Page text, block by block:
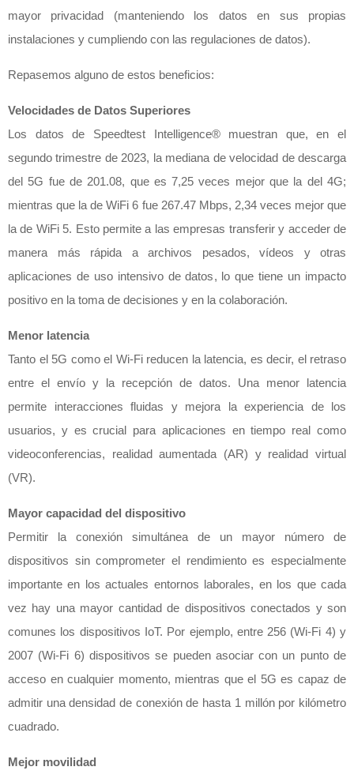
mayor privacidad (manteniendo los datos en sus propias
instalaciones y cumpliendo con las regulaciones de datos).
Repasemos alguno de estos beneficios:
Velocidades de Datos Superiores
Los datos de Speedtest Intelligence® muestran que, en el
segundo trimestre de 2023, la mediana de velocidad de descarga
del 5G fue de 201.08, que es 7,25 veces mejor que la del 4G;
mientras que la de WiFi 6 fue 267.47 Mbps, 2,34 veces mejor que
la de WiFi 5. Esto permite a las empresas transferir y acceder de
manera más rápida a archivos pesados, vídeos y otras
aplicaciones de uso intensivo de datos, lo que tiene un impacto
positivo en la toma de decisiones y en la colaboración.
Menor latencia
Tanto el 5G como el Wi-Fi reducen la latencia, es decir, el retraso
entre el envío y la recepción de datos. Una menor latencia
permite interacciones fluidas y mejora la experiencia de los
usuarios, y es crucial para aplicaciones en tiempo real como
videoconferencias, realidad aumentada (AR) y realidad virtual
(VR).
Mayor capacidad del dispositivo
Permitir la conexión simultánea de un mayor número de
dispositivos sin comprometer el rendimiento es especialmente
importante en los actuales entornos laborales, en los que cada
vez hay una mayor cantidad de dispositivos conectados y son
comunes los dispositivos IoT. Por ejemplo, entre 256 (Wi-Fi 4) y
2007 (Wi-Fi 6) dispositivos se pueden asociar con un punto de
acceso en cualquier momento, mientras que el 5G es capaz de
admitir una densidad de conexión de hasta 1 millón por kilómetro
cuadrado.
Mejor movilidad